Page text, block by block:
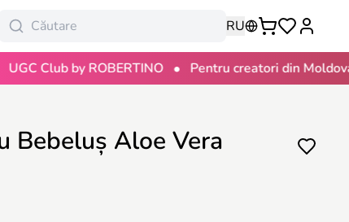
RU
by ROBERTINO • Pentru creatori din Moldova •
Bebeluș Aloe Vera